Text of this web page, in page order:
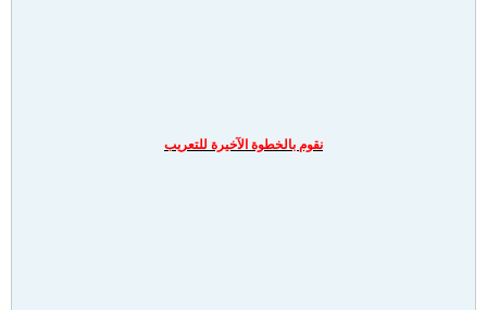
نقوم بالخطوة الآخيرة للتعريب